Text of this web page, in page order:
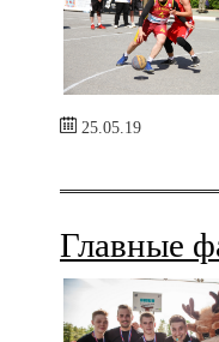
25.05.19
Главные